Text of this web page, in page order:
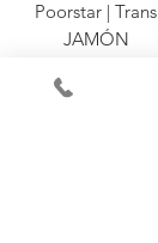
Poorstar | Trans
JAMÓN
Agotado